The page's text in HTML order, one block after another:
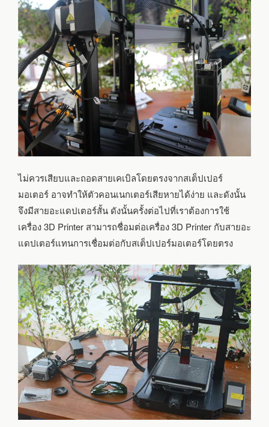
ไม่ควรเสียบและถอดสายเคเบิลโดยตรงจากสเต็ปเปอร์
มอเตอร์ อาจทำให้ตัวคอนเนกเตอร์เสียหายได้ง่าย และดังนั้น
จึงมีสายอะแดปเตอร์สั้น ดังนั้นครั้งต่อไปที่เราต้องการใช้
เครื่อง 3D Printer สามารถชื่อมต่อเครื่อง 3D Printer กับสายอะ
แดปเตอร์แทนการเชื่อมต่อกับสเต็ปเปอร์มอเตอร์โดยตรง